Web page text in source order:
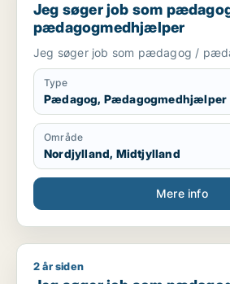
Jeg søger job som
pædagogmedhjælper
Jeg søger job som pædagog /
Type
Pædagog, Pædagogmedhjælper
Område
Nordjylland, Midtjylland
Mere info
Jeg søger job som pædagog /
2 år siden